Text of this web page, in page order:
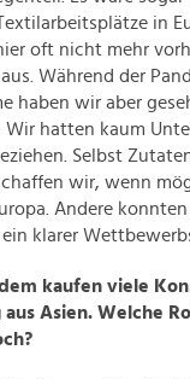
in
oft nicht mehr
Während der
haben wir aber
hatten kaum
Selbst
wir, wenn
Andere
klarer
kaufen viele
Asien. Welche